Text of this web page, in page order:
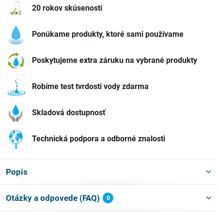
20 rokov skúseností
Ponúkame produkty, ktoré sami používame
Poskytujeme extra záruku na vybrané produkty
Robíme test tvrdosti vody zdarma
Skladová dostupnosť
Technická podpora a odborné znalosti
Popis
Otázky a odpovede (FAQ) 0